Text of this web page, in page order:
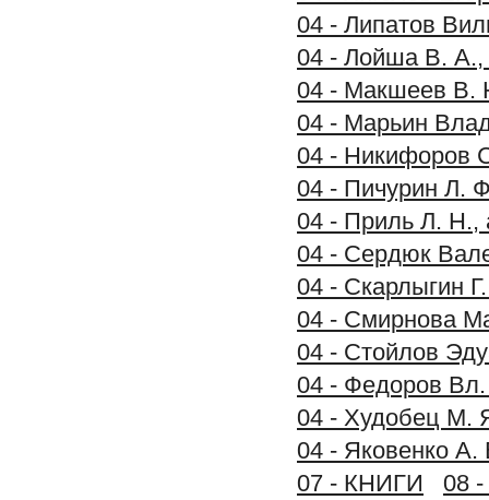
04 - Липатов
04 - Лойша В. А.,
04 - Макшеев В.
04 - Марьин
04 - Никифоров
04 - Пичурин Л.
04 - Приль Л. Н.,
04 - Сердюк
04 - Скарлыгин
04 - Смирнова
04 - Стойлов
04 - Федоров Вл.
04 - Худобец М.
04 - Яковенко А.
07 - КНИГИ
08